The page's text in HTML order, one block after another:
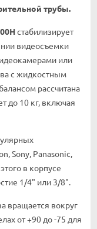
трубы.
стабилизирует
видеосъемки
или
с жидкостным
рассчитана
до 10 кг, включая
Sony, Panasonic,
в корпусе
1/4" или 3/8".
вращается вокруг
от +90 до -75 для